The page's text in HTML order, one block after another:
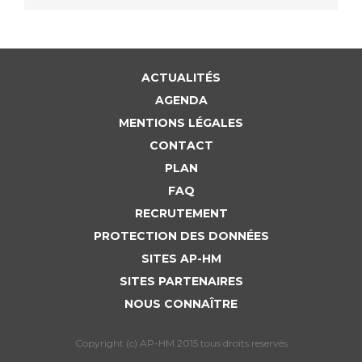
ACTUALITÉS
AGENDA
MENTIONS LÉGALES
CONTACT
PLAN
FAQ
RECRUTEMENT
PROTECTION DES DONNÉES
SITES AP-HM
SITES PARTENAIRES
NOUS CONNAÎTRE
Copyright (c) AP-HM 2015 tous droits reservés